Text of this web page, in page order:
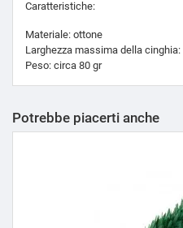
Caratteristiche:
Materiale: ottone
Larghezza massima della
Peso: circa 80 gr
Potrebbe piacerti anche